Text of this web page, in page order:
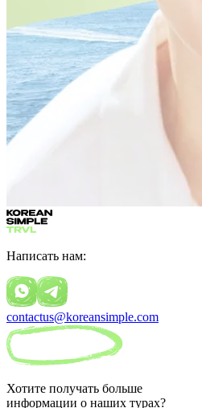
Написать нам:
contactus@koreansimple.com
Хотите получать больше
информации о наших турах?